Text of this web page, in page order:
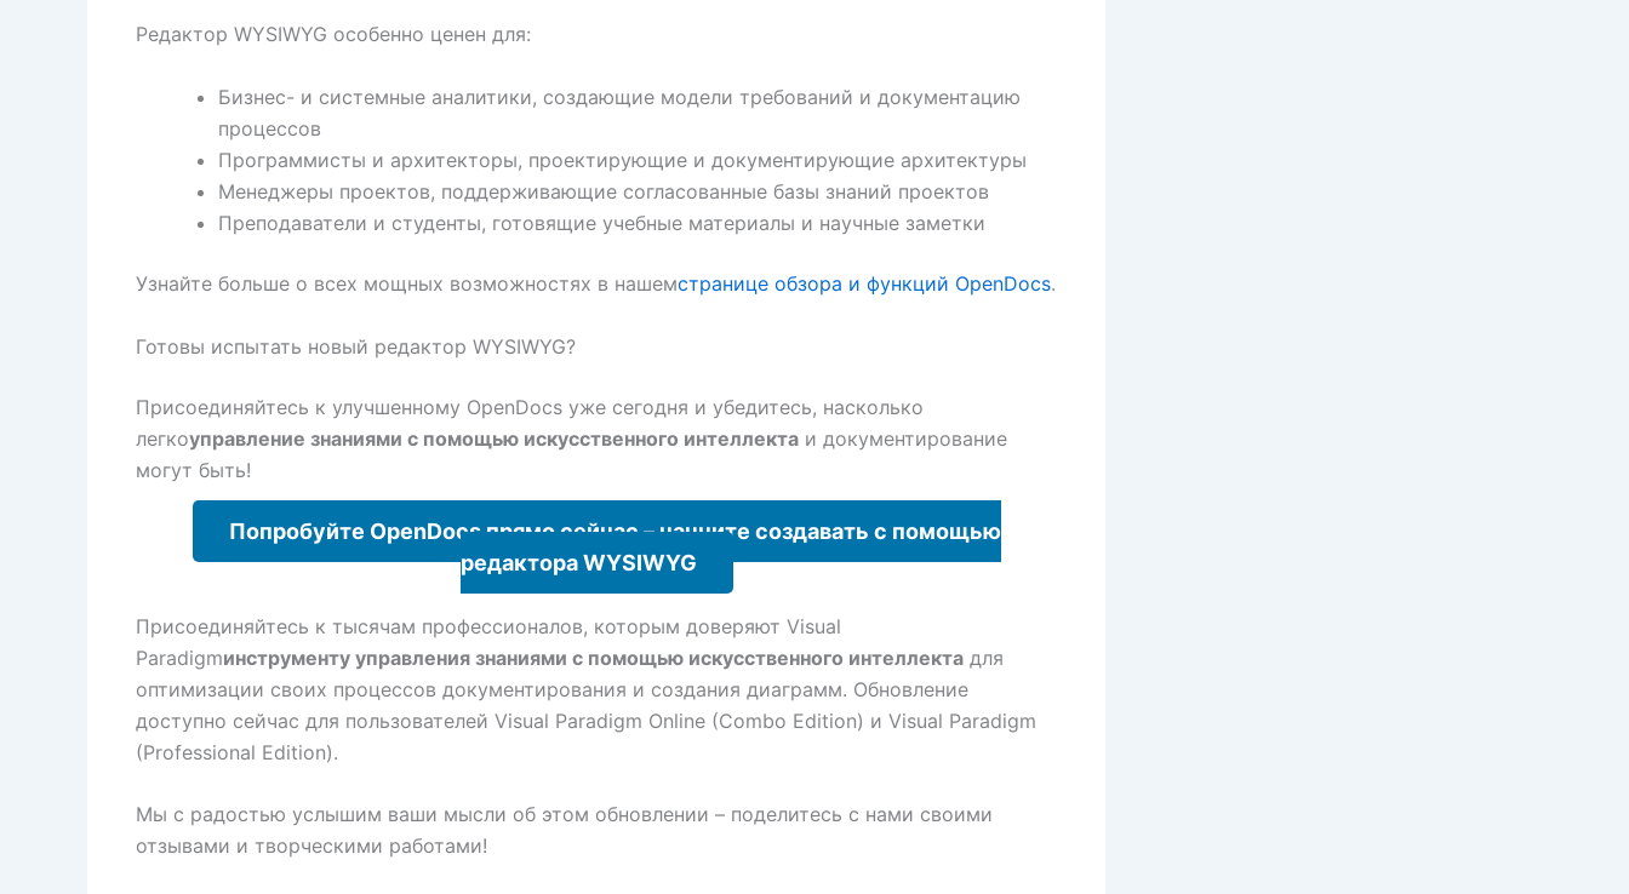
Редактор WYSIWYG особенно ценен для:
Бизнес- и системные аналитики, создающие модели требований и документацию
процессов
Программисты и архитекторы, проектирующие и документирующие архитектуры
Менеджеры проектов, поддерживающие согласованные базы знаний проектов
Преподаватели и студенты, готовящие учебные материалы и научные заметки
Узнайте больше о всех мощных возможностях в нашемстранице обзора и функций OpenDocs.
Готовы испытать новый редактор WYSIWYG?
Присоединяйтесь к улучшенному OpenDocs уже сегодня и убедитесь, насколько
легкоуправление знаниями с помощью искусственного интеллекта и документирование
могут быть!
Попробуйте OpenDocs прямо сейчас – начните создавать с помощью
редактора WYSIWYG
Присоединяйтесь к тысячам профессионалов, которым доверяют Visual
Paradigmинструменту управления знаниями с помощью искусственного интеллекта для
оптимизации своих процессов документирования и создания диаграмм. Обновление
доступно сейчас для пользователей Visual Paradigm Online (Combo Edition) и Visual Paradigm
(Professional Edition).
Мы с радостью услышим ваши мысли об этом обновлении – поделитесь с нами своими
отзывами и творческими работами!